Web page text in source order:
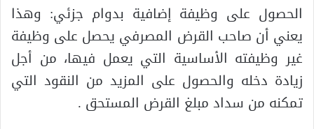
الحصول على وظيفة إضافية بدوام جزئي: وهذا
يعني أن صاحب القرض المصرفي يحصل على وظيفة
غير وظيفته الأساسية التي يعمل فيها، من أجل
زيادة دخله والحصول على المزيد من النقود التي
تمكنه من سداد مبلغ القرض المستحق .